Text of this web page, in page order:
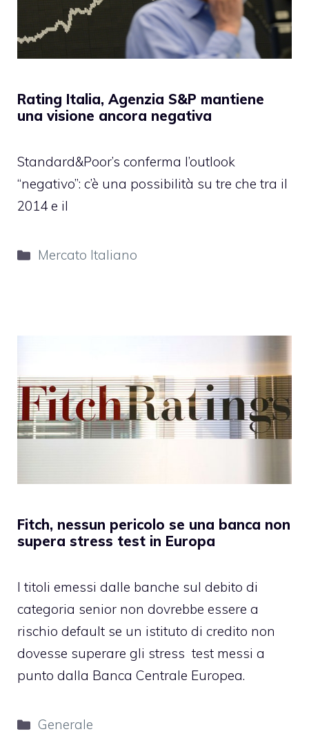
Rating Italia, Agenzia S&P mantiene
una visione ancora negativa
Standard&Poor’s conferma l’outlook
“negativo”: c’è una possibilità su tre che tra il
2014 e il
Categorie
Mercato Italiano
Fitch, nessun pericolo se una banca non
supera stress test in Europa
I titoli emessi dalle banche sul debito di
categoria senior non dovrebbe essere a
rischio default se un istituto di credito non
dovesse superare gli stress test messi a
punto dalla Banca Centrale Europea.
Categorie
Generale